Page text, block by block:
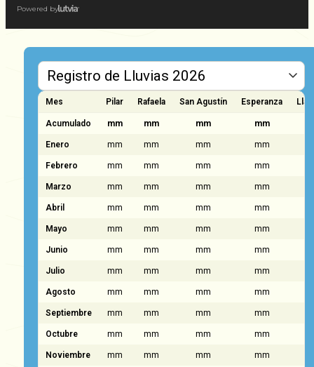
Powered by
Mes Pilar Rafaela San Agustín Esperanza
Acumulado mm mm mm mm
Enero mm mm mm mm
Febrero mm mm mm mm
Marzo mm mm mm mm
Abril mm mm mm mm
Mayo mm mm mm mm
Junio mm mm mm mm
Julio mm mm mm mm
Agosto mm mm mm mm
Septiembre mm mm mm mm
Octubre mm mm mm mm
Noviembre mm mm mm mm